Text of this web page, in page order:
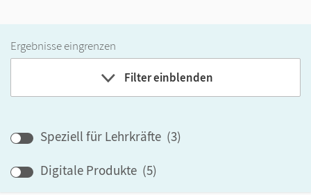
Ergebnisse eingrenzen
Filter einblenden
Klassenstufe
GER-Niveau
Speziell für Lehrkräfte (3)
Digitale Produkte (5)